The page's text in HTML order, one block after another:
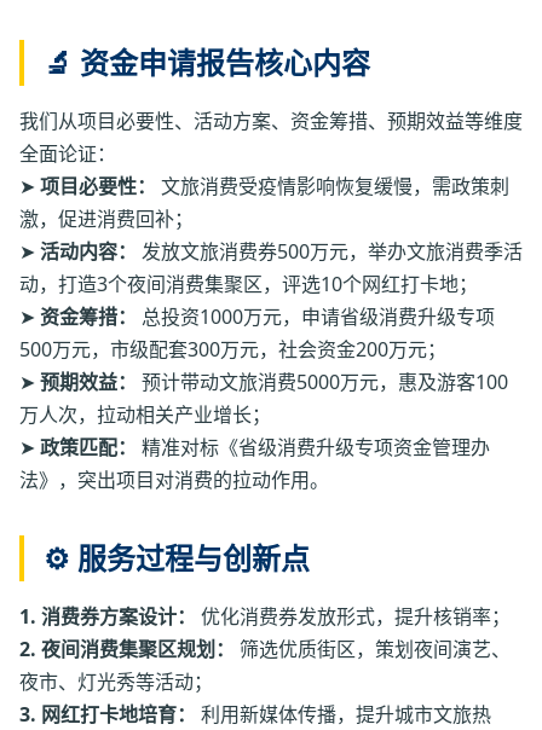
🔬 资金申请报告核心内容
我们从项目必要性、活动方案、资金筹措、预期效益等维度
全面论证：
➤ 项目必要性：
文旅消费受疫情影响恢复缓慢，需政策刺
激，促进消费回补；
➤ 活动内容：
发放文旅消费券500万元，举办文旅消费季活
动，打造3个夜间消费集聚区，评选10个网红打卡地；
➤ 资金筹措：
总投资1000万元，申请省级消费升级专项
500万元，市级配套300万元，社会资金200万元；
➤ 预期效益：
预计带动文旅消费5000万元，惠及游客100
万人次，拉动相关产业增长；
➤ 政策匹配：
精准对标《省级消费升级专项资金管理办
法》，突出项目对消费的拉动作用。
⚙️ 服务过程与创新点
1. 消费券方案设计：
优化消费券发放形式，提升核销率；
2. 夜间消费集聚区规划：
筛选优质街区，策划夜间演艺、
夜市、灯光秀等活动；
3. 网红打卡地培育：
利用新媒体传播，提升城市文旅热